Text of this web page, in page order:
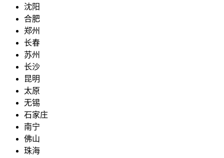
沈阳
合肥
郑州
长春
苏州
长沙
昆明
太原
无锡
石家庄
南宁
佛山
珠海